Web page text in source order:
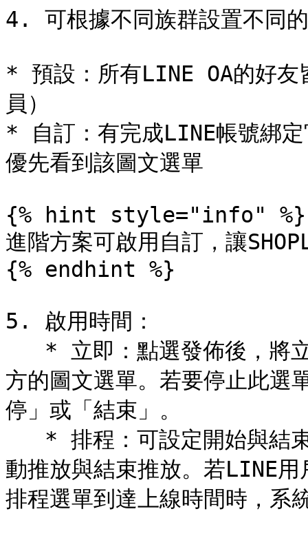
4. 可根據不同族群設置不同
* 預設：所有LINE OA的好友
員）
* 自訂：有完成LINE帳號綁
優先看到該圖文選單
{% hint style="info" %}
進階方案可啟用自訂，讓
{% endhint %}
5. 啟用時間：
方的圖文選單。若要停止此選
停」或「結束」。
動推放與結束推放。若LINE
排程選單到達上線時間時，系